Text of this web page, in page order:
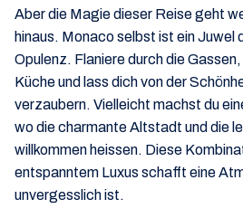
Aber die Magie dieser Reise geht
hinaus. Monaco selbst ist ein Juwel
Opulenz. Flaniere durch die
Küche und lass dich von der
verzaubern. Vielleicht machst du
wo die charmante Altstadt und die
willkommen heissen. Diese
entspanntem Luxus schafft eine
unvergesslich ist.